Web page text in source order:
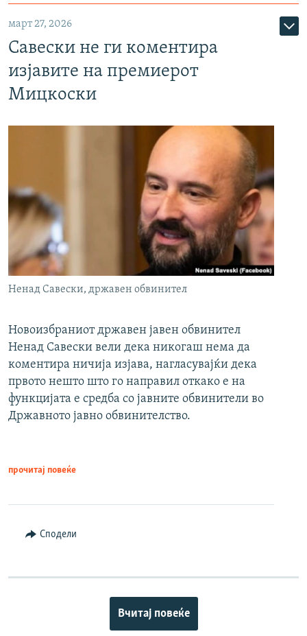
март 27, 2026
Савески не ги коментира
изјавите на премиерот
Мицкоски
Ненад Савески, државен обвинител
Новоизбраниот државен јавен обвинител
Ненад Савески вели дека никогаш нема да
коментира ничија изјава, нагласувајќи дека
првото нешто што го направил откако е на
функцијата е средба со јавните обвинители во
Државното јавно обвинителство.
прочитај повеќе
Сподели
Вчитај повеќе